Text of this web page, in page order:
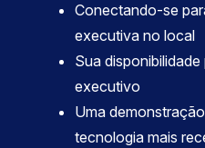
Conectando-se
executiva no local
Sua
executivo
Uma
tecnologia mais